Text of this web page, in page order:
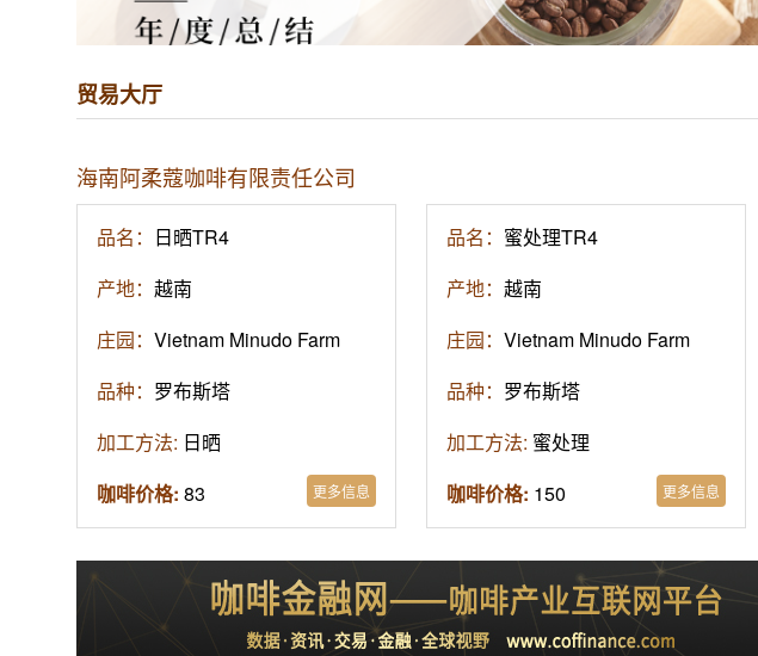
贸易大厅
品种：罗布斯塔
咖啡价格:83 更多信息
品种：罗布斯塔
咖啡价格:150 更多信息
品名： 日晒TR4
产地： 越南
庄园： Vietnam Minudo Farm
品种：罗布斯塔
加工方法: 日晒
咖啡价格:295 更多信息
kili aroma company ltd